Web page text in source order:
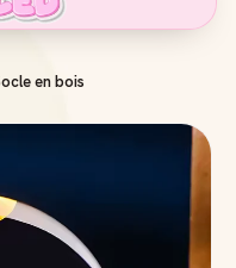
en bois